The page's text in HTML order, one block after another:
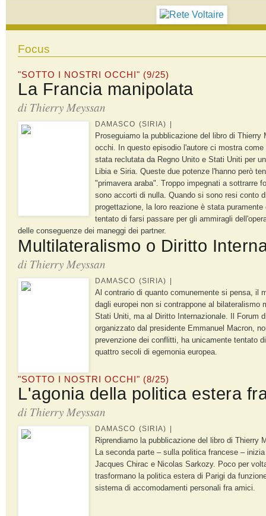
Focus
"SOTTO I NOSTRI OCCHI" (9/25)
La Francia manipolata
di Thierry Meyssan
DAMASCO (SIRIA) |
Proseguiamo la pubblicazione del libro di
occhi. In questo episodio l'autore ci mostra
stata reclutata da Regno Unito e Stati Uniti per
Libia e Siria. Queste due potenze l'hanno però
"primavera araba". Troppo impegnati a sottrarre
sono accorti di nulla. Quando si sono resi conto
progettazione, la loro reazione è stata
tentato di farsi passare per gli ammiragli
delle conseguenze dei maneggi dei partner.
Multilateralismo o Diritto
di Thierry Meyssan
DAMASCO (SIRIA) |
Al contrario di quanto comunemente si pensa, il
dagli europei non si contrappone al bilateralismo
Stati Uniti, ma al Diritto Internazionale. Il Forum
organizzato dal presidente Emmanuel Macron,
prevenzione dei conflitti, ha unicamente tentato
quattro secoli di egemonia europea.
"SOTTO I NOSTRI OCCHI" (8/25)
L'agonia della politica estera
di Thierry Meyssan
DAMASCO (SIRIA) |
Riprendiamo la pubblicazione del libro di Thierry
La seconda parte – sulla politica francese –
Jacques Chirac e Nicolas Sarkozy. Poco per
trasformano la politica estera di Parigi da
sistema di accomodamenti personali fra amici.